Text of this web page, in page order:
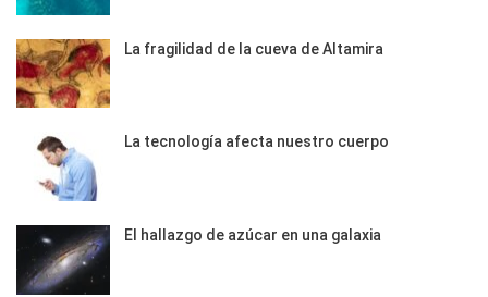
La fragilidad de la cueva de Altamira
La tecnología afecta nuestro cuerpo
El hallazgo de azúcar en una galaxia